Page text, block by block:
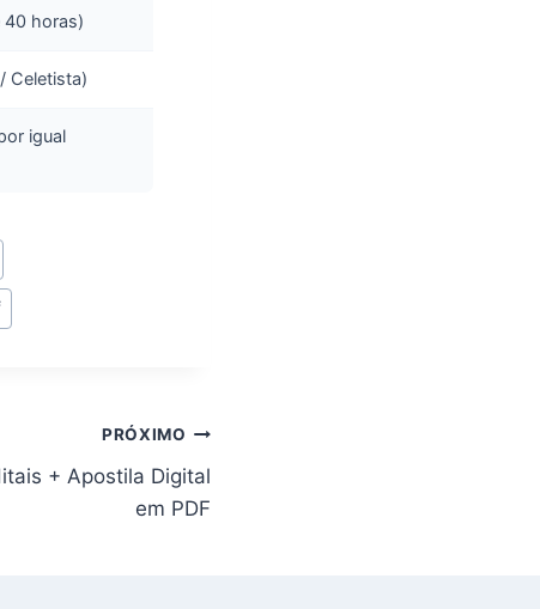
40 horas)
Celetista)
igual
PRÓXIMO
+ Apostila Digital
em PDF